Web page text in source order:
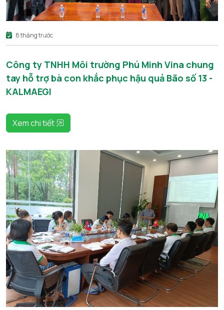
8 tháng trước
Công ty TNHH Môi trường Phú Minh Vina chung
tay hỗ trợ bà con khắc phục hậu quả Bão số 13 -
KALMAEGI
Xem chi tiết